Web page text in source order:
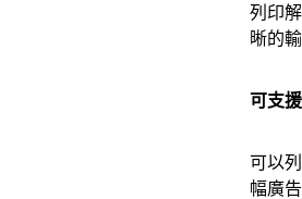
列印
晰的
可支
可以
幅廣